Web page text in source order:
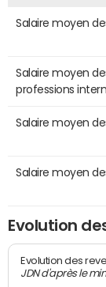
Salaire moyen
Salaire moyen
professions
Salaire moyen
Salaire moyen
Evolution
Evolution des
JDN d'après le